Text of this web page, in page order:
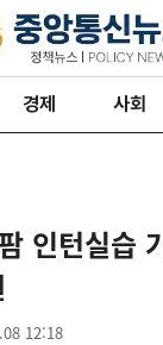
경제 사회
인턴실습
12:18